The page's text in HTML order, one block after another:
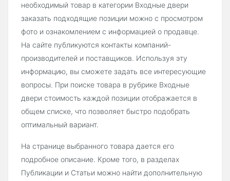
необходимый товар в категории Входные двери
заказать подходящие позиции можно с просмотром
фото и ознакомлением с информацией о продавце.
На сайте публикуются контакты компаний-
производителей и поставщиков. Используя эту
информацию, вы сможете задать все интересующие
вопросы. При поиске товара в рубрике Входные
двери стоимость каждой позиции отображается в
общем списке, что позволяет быстро подобрать
оптимальный вариант.
На странице выбранного товара дается его
подробное описание. Кроме того, в разделах
Публикации и Статьи можно найти дополнительную